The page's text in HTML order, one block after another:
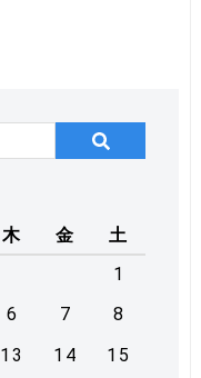
木 金
土
1
6 7
8
13 14
15